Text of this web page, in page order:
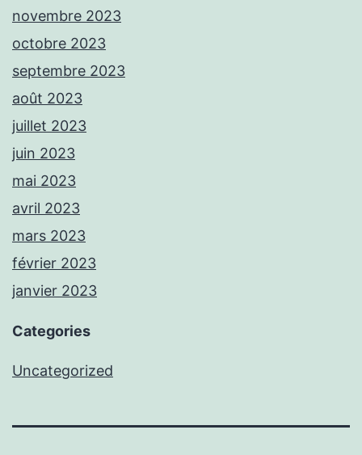
novembre 2023
octobre 2023
septembre 2023
août 2023
juillet 2023
juin 2023
mai 2023
avril 2023
mars 2023
février 2023
janvier 2023
Categories
Uncategorized